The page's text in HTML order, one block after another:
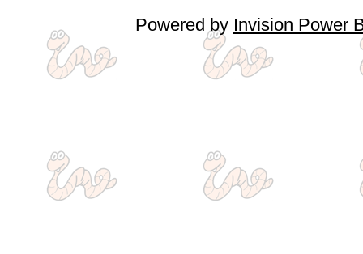
Powered by Invision Power